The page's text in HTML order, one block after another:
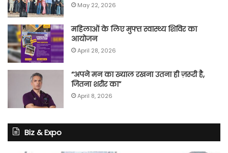
May 22, 2026
महिलाओं के लिए मुफ्त स्वास्थ्य शिविर का
आयोजन
April 28, 2026
“अपने मन का ख्याल रखना उतना ही ज़रूरी है,
जितना शरीर का”
April 8, 2026
Biz & Expo